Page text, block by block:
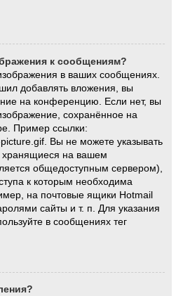
к сообщениям?
в ваших сообщениях.
добавлять вложения, вы
на конференцию. Если нет, вы
сохранённое на
Пример ссылки:
Вы не можете указывать
хранящиеся на вашем
общедоступным сервером),
к которым необходима
на почтовые ящики Hotmail
сайты и т. п. Для указания
в сообщениях тег